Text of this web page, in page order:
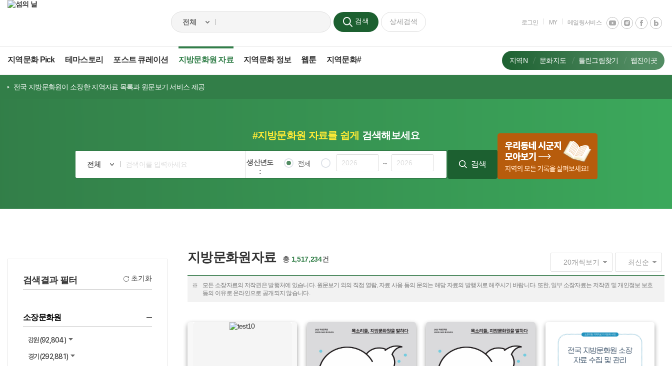
검색 상세검색 로그인 MY 메일링서비스
지역문화 Pick 테마스토리 포스트 큐레이션 지방문화원 자료 지역문화 정보 웹툰 지역문화# 지역N 문화지도 틀린그림찾기 웹진이곳
전국 지방문화원이 소장한 지역자료 목록과 원문보기 서비스 제공
#지방문화원 자료를 쉽게 검색해보세요
생산년도
:
전체 ~ 검색
검색결과 필터 초기화
소장문화원
강원(92,804)
경기(292,881)
지방문화원자료 총 1,517,234건
모든 소장자료의 저작권은 발행처에 있습니다. 원문보기 외의 직접 열람, 자료 사용 등의 문의는 해당 자료의 발행처로 해주시기 바랍니다. 또한, 일부 소장자료는 저작권 및 개인정보 보호
등의 이유로 온라인으로 공개되지 않습니다.
유형 :